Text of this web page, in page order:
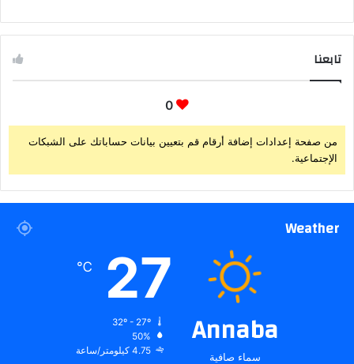
تابعنا
0
من صفحة إعدادات إضافة أرقام قم بتعيين بيانات حساباتك على الشبكات
الإجتماعية.
Weather
Annaba
سماء صافية
27
℃
50%
4.75 كيلومتر/ساعة